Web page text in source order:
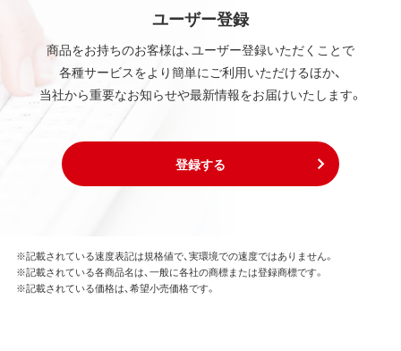
ユーザー登録
商品をお持ちのお客様は、ユーザー登録いただくことで
各種サービスをより簡単にご利用いただけるほか、
当社から重要なお知らせや最新情報をお届けいたします。
登録する
※記載されている速度表記は規格値で、実環境での速度ではありません。
※記載されている各商品名は、一般に各社の商標または登録商標です。
※記載されている価格は、希望小売価格です。